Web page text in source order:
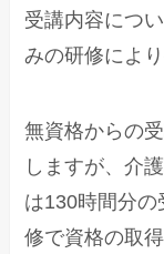
受講内容につ
みの研修によ
無資格からの
しますが、介
は130時間分
修で資格の取